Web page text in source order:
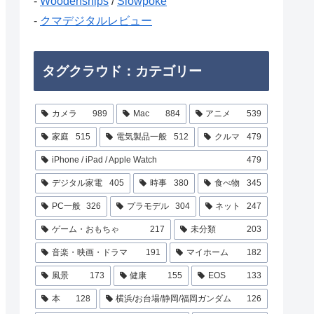
- クマデジタルレビュー
タグクラウド：カテゴリー
カメラ 989 Mac 884 アニメ 539
家庭 515 電気製品一般 512 クルマ 479
iPhone / iPad / Apple Watch 479
デジタル家電 405 時事 380 食べ物 345
PC一般 326 プラモデル 304 ネット 247
ゲーム・おもちゃ 217 未分類 203
音楽・映画・ドラマ 191 マイホーム 182
風景 173 健康 155 EOS 133
本 128 横浜/お台場/静岡/福岡ガンダム 126